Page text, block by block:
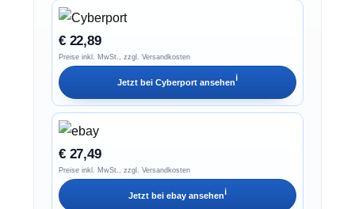
€ 22,89
Preise inkl. MwSt., zzgl. Versandkosten
Jetzt bei Cyberport ansehenℹ︎
€ 27,49
Preise inkl. MwSt., zzgl. Versandkosten
Jetzt bei ebay ansehenℹ︎